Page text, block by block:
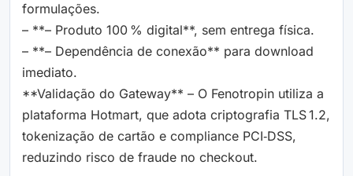
formulações.
– **– Produto 100 % digital**, sem entrega física.
– **– Dependência de conexão** para download
imediato.
**Validação do Gateway** – O Fenotropin utiliza a
plataforma Hotmart, que adota criptografia TLS 1.2,
tokenização de cartão e compliance PCI‑DSS,
reduzindo risco de fraude no checkout.